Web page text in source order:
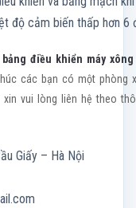
độ cảm biến thấp hơn 6
bảng điều khiển máy
các bạn có một phòng
vui lòng liên hệ theo
Giấy – Hà Nội